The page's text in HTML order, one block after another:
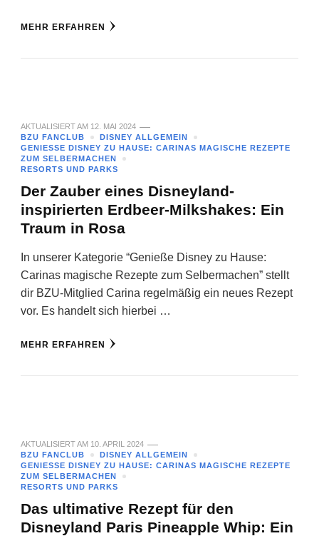
MEHR ERFAHREN
AKTUALISIERT AM 12. MAI 2024
BZU FANCLUB
DISNEY ALLGEMEIN
GENIESSE DISNEY ZU HAUSE: CARINAS MAGISCHE REZEPTE Z
UM SELBERMACHEN
RESORTS UND PARKS
Der Zauber eines Disneyland-
inspirierten Erdbeer-Milkshakes: Ein
Traum in Rosa
In unserer Kategorie “Genieße Disney zu Hause:
Carinas magische Rezepte zum Selbermachen” stellt
dir BZU-Mitglied Carina regelmäßig ein neues Rezept
vor. Es handelt sich hierbei …
MEHR ERFAHREN
AKTUALISIERT AM 10. APRIL 2024
BZU FANCLUB
DISNEY ALLGEMEIN
GENIESSE DISNEY ZU HAUSE: CARINAS MAGISCHE REZEPTE Z
UM SELBERMACHEN
RESORTS UND PARKS
Das ultimative Rezept für den
Disneyland Paris Pineapple Whip: Ein